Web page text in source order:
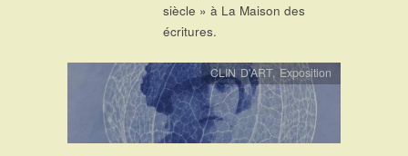
siècle » à La Maison des
écritures.
CLIN D'ART,Exposition